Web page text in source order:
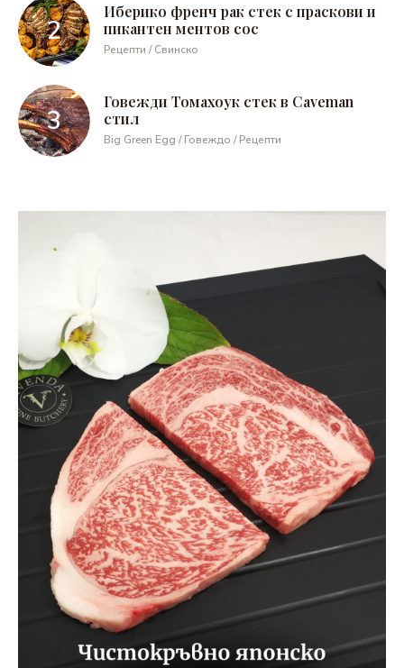
Иберико френч рак стек с праскови и
пикантен ментов сос
Рецепти / Свинско
Говежди Томахоук стек в Caveman
стил
Big Green Egg / Говеждо / Рецепти